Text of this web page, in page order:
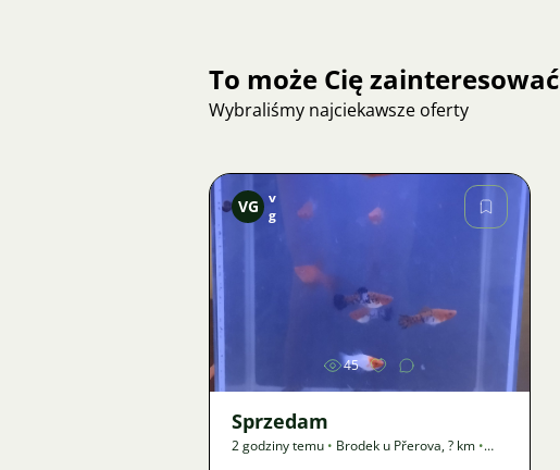
To może Cię zainteresować
Wybraliśmy najciekawsze oferty
Zdjęcie
VG v
g
45
Sprzedam
2 godziny temu • Brodek u Přerova,? km •